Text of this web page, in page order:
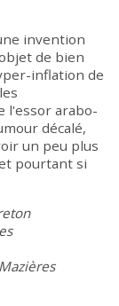
invention
de bien
inflation de
l'essor arabo-
décalé,
un peu plus
pourtant si